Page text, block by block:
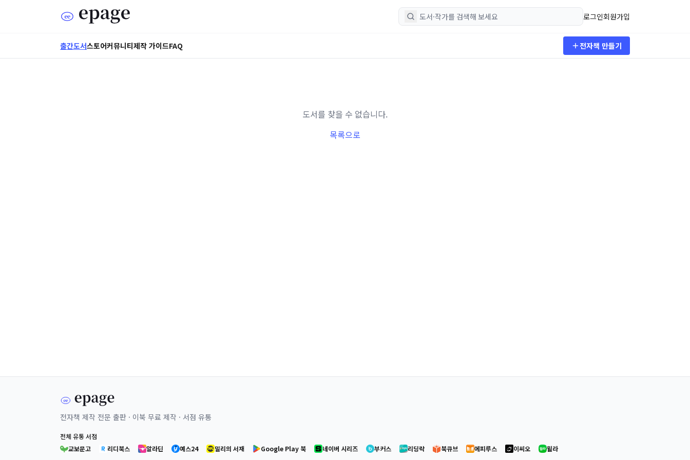
로그인회원가입
출간도서스토어커뮤니티제작 가이드FAQ 전자책 만들기
도서를 찾을 수 없습니다.
목록으로
전자책 제작 전문 출판 · 이북 무료 제작 · 서점 유통
전체 유통 서점
교보문고
리디북스 알라딘 예스24 밀리의 서재 Google Play 북 네이버 시리즈 부커스 리딩락 북큐브 에피루스 이씨오 윌라